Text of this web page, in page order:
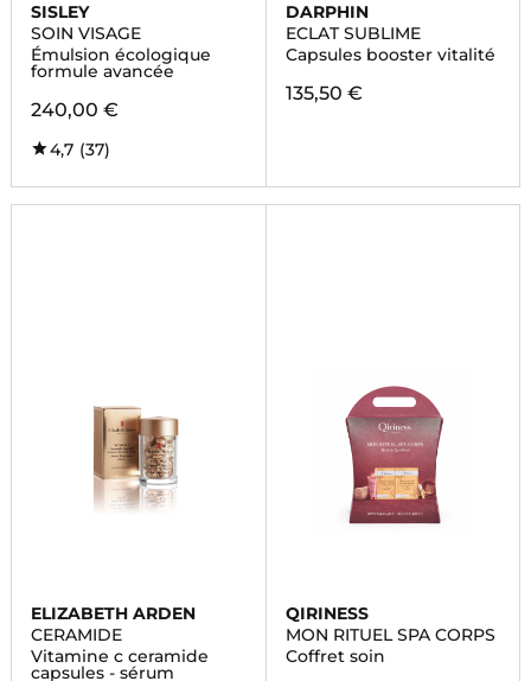
SISLEY
SOIN VISAGE
Émulsion écologique
formule avancée
240,00 €
4,7 (37)
DARPHIN
ECLAT SUBLIME
Capsules booster vitalité
135,50 €
ELIZABETH ARDEN
CERAMIDE
Vitamine c ceramide
capsules - sérum
QIRINESS
MON RITUEL SPA CORPS
Coffret soin